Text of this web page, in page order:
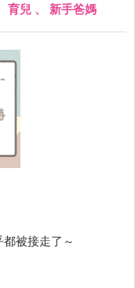
育兒 、 新手爸媽
被接走了～